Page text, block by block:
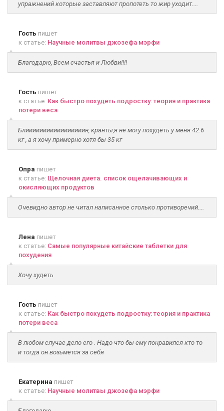
упражнений которые заставляют пропотеть то жир уходит....
Гость пишет
к статье: Научные молитвы джозефа мэрфи
Благодарю, Всем счастья и Любви!!!!
Гость пишет
к статье: Как быстро похудеть подростку: теория и практика
потери веса
Блииииииииииииииииин, кранты,я не могу похудеть у меня 42.6
кг , а я хочу примерно хотя бы 35 кг
Опра пишет
к статье: Щелочная диета. список ощелачивающих и
окисляющих продуктов
Очевидно автор не читал написанное столько противоречий....
Лена пишет
к статье: Самые популярные китайские таблетки для
похудения
Хочу худеть
Гость пишет
к статье: Как быстро похудеть подростку: теория и практика
потери веса
В любом случае дело его . Надо что бы ему понравился кто то
и тогда он возьмется за себя
Екатерина пишет
к статье: Научные молитвы джозефа мэрфи